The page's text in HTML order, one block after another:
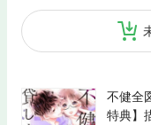
不健全
特典】